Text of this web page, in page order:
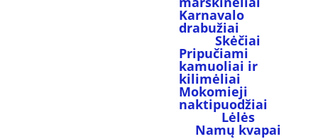
Karnavalo
drabužiai
Skėčiai
Pripučiami
kamuoliai ir
kilimėliai
Mokomieji
naktipuodžiai
Lėlės
Namų kvapai